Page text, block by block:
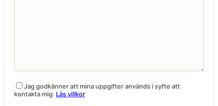
Jag godkänner att mina uppgifter används i syfte att
kontakta mig. Läs villkor